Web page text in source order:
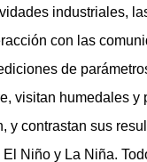
industriales,
con las
de
visitan humedales y
y contrastan sus
Niño y La Niña.